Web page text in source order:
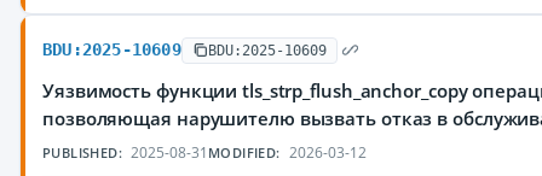
BDU:2025-10609 BDU:2025-10609
Уязвимость функции tls_strp_flush_anchor_copy
позволяющая нарушителю вызвать отказ в
PUBLISHED: 2025-08-31 MODIFIED: 2026-03-12